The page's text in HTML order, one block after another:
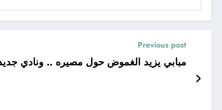
Previous post
مبابي يزيد الغموض حول مصيره .. ونادي